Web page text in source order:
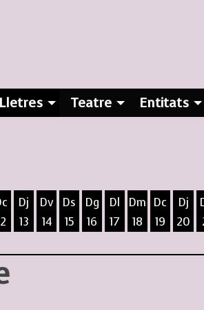
Lletres Teatre Entitats
Dj
13
Dv
14
Ds
15
Dg
16
Dl
17
Dm
18
Dc
19
Dj
20